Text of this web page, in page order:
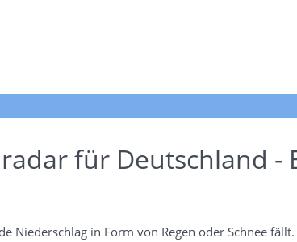
für Deutschland -
Niederschlag in Form von Regen oder Schnee